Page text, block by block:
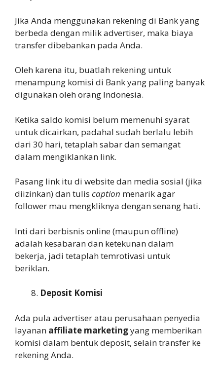
Jika Anda menggunakan rekening di Bank yang
berbeda dengan milik advertiser, maka biaya
transfer dibebankan pada Anda.
Oleh karena itu, buatlah rekening untuk
menampung komisi di Bank yang paling banyak
digunakan oleh orang Indonesia.
Ketika saldo komisi belum memenuhi syarat
untuk dicairkan, padahal sudah berlalu lebih
dari 30 hari, tetaplah sabar dan semangat
dalam mengiklankan link.
Pasang link itu di website dan media sosial (jika
diizinkan) dan tulis caption menarik agar
follower mau mengkliknya dengan senang hati.
Inti dari berbisnis online (maupun offline)
adalah kesabaran dan ketekunan dalam
bekerja, jadi tetaplah temrotivasi untuk
beriklan.
Deposit Komisi
Ada pula advertiser atau perusahaan penyedia
layanan affiliate marketingyang memberikan
komisi dalam bentuk deposit, selain transfer ke
rekening Anda.